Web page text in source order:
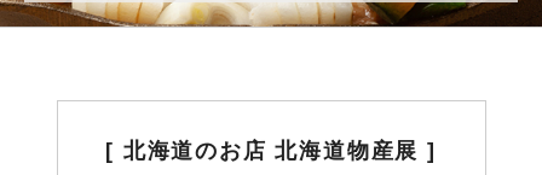
[ 北海道のお店 北海道物産展 ]